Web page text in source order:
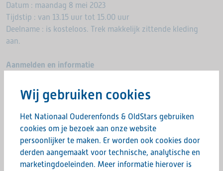
Datum : maandag 8 mei 2023
Tijdstip : van 13.15 uur tot 15.00 uur
Deelname : is kosteloos. Trek makkelijk zittende kleding
aan.
Aanmelden en informatie
Voor meer informatie of voor aanmelden mail naar
evenementen@ouderenfonds.nl of bel 088 344 2000
Tot dan!
Deel deze pagina:
Wij gebruiken cookies
Het Nationaal Ouderenfonds & OldStars gebruiken
cookies om je bezoek aan onze website
persoonlijker te maken. Er worden ook cookies door
derden aangemaakt voor technische, analytische en
marketingdoeleinden. Meer informatie hierover is